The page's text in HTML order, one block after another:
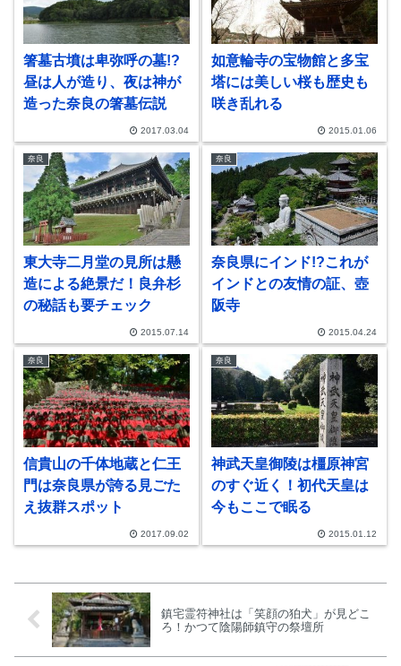
箸墓古墳は卑弥呼の墓!?
昼は人が造り、夜は神が
造った奈良の箸墓伝説
2017.03.04
如意輪寺の宝物館と多宝
塔には美しい桜も歴史も
咲き乱れる
2015.01.06
奈良
東大寺二月堂の見所は懸
造による絶景だ！良弁杉
の秘話も要チェック
2015.07.14
奈良
奈良県にインド!?これが
インドとの友情の証、壺
阪寺
2015.04.24
奈良
信貴山の千体地蔵と仁王
門は奈良県が誇る見ごた
え抜群スポット
2017.09.02
奈良
神武天皇御陵は橿原神宮
のすぐ近く！初代天皇は
今もここで眠る
2015.01.12
鎮宅霊符神社は「笑顔の狛犬」が見どこ
ろ！かつて陰陽師鎮守の祭壇所